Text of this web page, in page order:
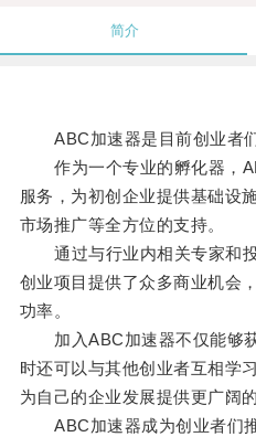
简介
ABC加速器是目前创业者们
作为一个专业的孵化器，
服务，为初创企业提供基础设
市场推广等全方位的支持。
通过与行业内相关专家和投
创业项目提供了众多商业机会
功率。
加入ABC加速器不仅能够获
时还可以与其他创业者互相学
为自己的企业发展提供更广阔的
ABC加速器成为创业者们推